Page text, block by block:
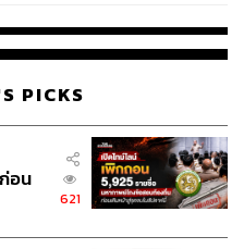
ยโค่นล้มรัฐบาล
ยะได้กล่าวถึงความ
ด้ แต่เขากลายเป็นแรง
พื่อนฝูงเยอะขึ้นเรื่อยๆ มีคน
ะปราศจากความเกรงกลัว
วามเสียสละของเขามี
PICKS
อน
621